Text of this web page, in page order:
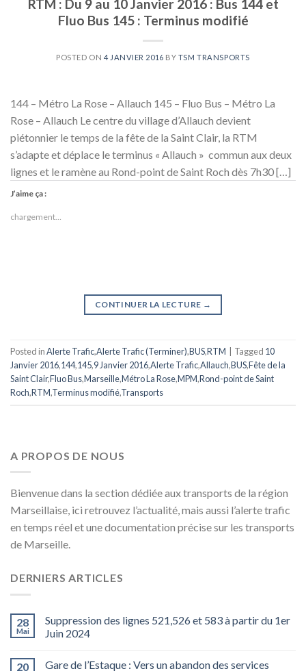
RTM : Du 9 au 10 Janvier 2016 : Bus 144 et
Fluo Bus 145 : Terminus modifié
POSTED ON 4 JANVIER 2016 BY TSM TRANSPORTS
144 – Métro La Rose – Allauch 145 – Fluo Bus – Métro La
Rose – Allauch Le centre du village d’Allauch devient
piétonnier le temps de la fête de la Saint Clair, la RTM
s’adapte et déplace le terminus « Allauch » commun aux deux
lignes et le ramène au Rond-point de Saint Roch dès 7h30 […]
J’aime ça :
chargement…
CONTINUER LA LECTURE →
Posted inAlerte Trafic,Alerte Trafic (Terminer),BUS,RTM Tagged 10
Janvier 2016,144,145,9 Janvier 2016,Alerte Trafic,Allauch,BUS,Fête de la
Saint Clair,Fluo Bus,Marseille,Métro La Rose,MPM,Rond-point de Saint
Roch,RTM,Terminus modifié,Transports
A PROPOS DE NOUS
Bienvenue dans la section dédiée aux transports de la région
Marseillaise, ici retrouvez l’actualité, mais aussi l’alerte trafic
en temps réel et une documentation précise sur les transports
de Marseille.
DERNIERS ARTICLES
28
Mai
Suppression des lignes 521,526 et 583 à partir du 1er
Juin 2024
20
Gare de l’Estaque : Vers un abandon des services